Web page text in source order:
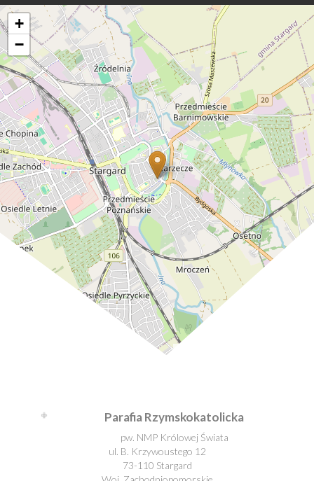
+
−
Parafia Rzymskokatolicka
pw. NMP Królowej Świata
ul. B. Krzywoustego 12
73-110 Stargard